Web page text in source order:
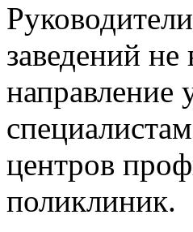
заведений не
направление
центров
поликлиник.